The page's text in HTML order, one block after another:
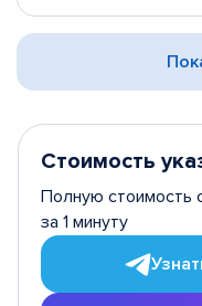
Стоимость
Полную стоимость
за 1 минуту